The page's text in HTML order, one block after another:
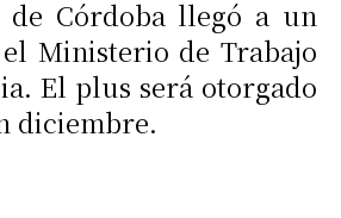
de Córdoba llegó a un
Ministerio de Trabajo
El plus será otorgado
diciembre.